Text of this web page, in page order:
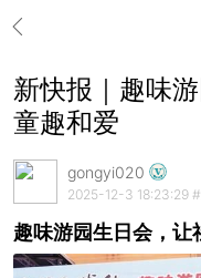
新快报｜趣味
童趣和爱
gongyi020
2025-12-3 18:23:29
趣味游园生日会，让